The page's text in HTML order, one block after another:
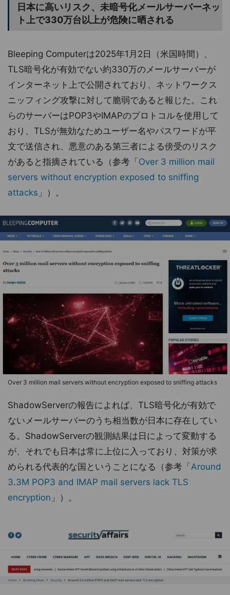
日本に高いリスク、未暗号化メールサーバーネッ
ト上で330万台以上が危険に晒される
Bleeping Computerは2025年1月2日（米国時間）、
TLS暗号化が有効でない約330万のメールサーバーが
インターネット上で公開されており、ネットワークス
ニッフィング攻撃に対して脆弱であると報じた。これ
らのサーバーはPOP3やIMAPのプロトコルを使用して
おり、TLSが無効なためユーザー名やパスワードが平
文で送信され、悪意のある第三者による傍受のリスク
があると指摘されている（参考「 Over 3 million mail
servers without encryption exposed to sniffing
attacks 」）。
Over 3 million mail servers without encryption exposed to sniffing attacks
ShadowServerの報告によれば、TLS暗号化が有効で
ないメールサーバーのうち相当数が日本に存在してい
る。ShadowServerの観測結果は日によって変動する
が、それでも日本は常に上位に入っており、対策が求
められる代表的な国ということになる（参考「 Around
3.3M POP3 and IMAP mail servers lack TLS
encryption 」）。